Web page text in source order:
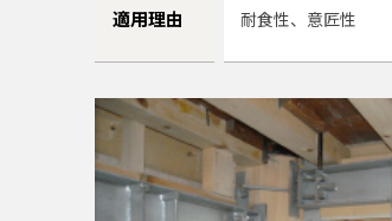
適用理由 耐食性、意匠性